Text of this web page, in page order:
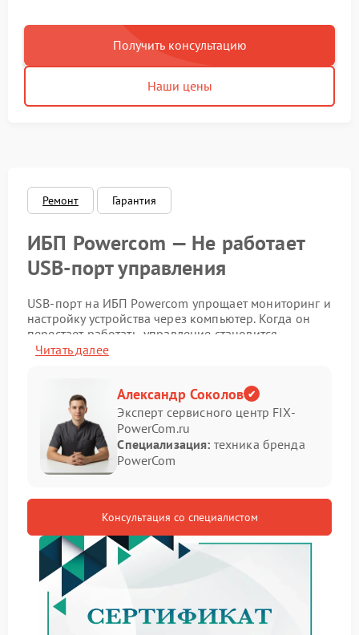
Получить консультацию
Наши цены
Ремонт Гарантия
ИБП Powercom — Не работает
USB‑порт управления
USB‑порт на ИБП Powercom упрощает мониторинг и
настройку устройства через компьютер. Когда он
перестает работать, управление становится
неудобным, а контроль за состоянием батареи —
Признаки неисправности
USB‑порта
Убедиться в проблеме с портом помогут следующие
наблюдения:
компьютер не видит ИБП при подключении
работы устройства;
в диспетчере устройств порт определяется как
неизвестное оборудование;
подключение и отключение кабеля не вызывает
реакции системы;
индикатор возле порта не загорается при
Читать далее
Александр Соколов
Эксперт сервисного центр FIX-
PowerCom.ru
Специализация: техника бренда
PowerCom
Консультация со специалистом